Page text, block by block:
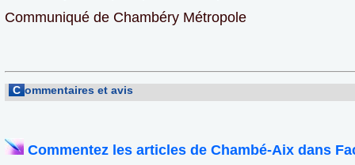
Communiqué de Chambéry Métropole
C ommentaires et avis
Commentez les articles de Chambé-Aix dans